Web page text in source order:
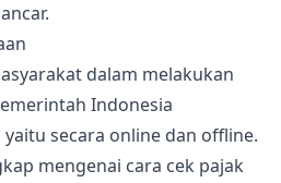
dalam melakukan
Indonesia
secara online dan offline.
mengenai cara cek pajak